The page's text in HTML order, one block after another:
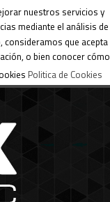
nuestros servicios y
mediante el análisis de
consideramos que acepta
o bien conocer cómo
Politica de Cookies